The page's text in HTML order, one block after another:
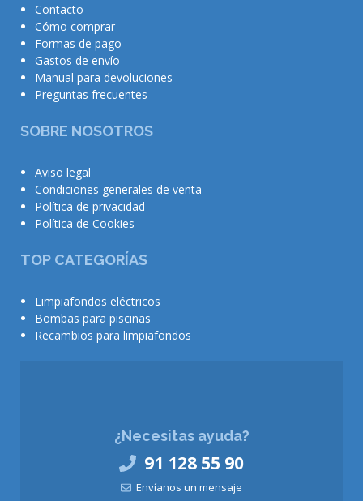
Contacto
Cómo comprar
Formas de pago
Gastos de envío
Manual para devoluciones
Preguntas frecuentes
SOBRE NOSOTROS
Aviso legal
Condiciones generales de venta
Política de privacidad
Política de Cookies
TOP CATEGORÍAS
Limpiafondos eléctricos
Bombas para piscinas
Recambios para limpiafondos
¿Necesitas ayuda?
91 128 55 90
Envíanos un mensaje